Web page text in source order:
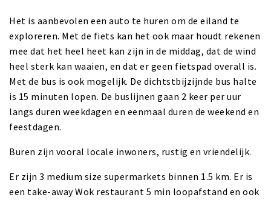
Het is aanbevolen een auto te huren om de eiland te
exploreren. Met de fiets kan het ook maar houdt rekenen
mee dat het heel heet kan zijn in de middag, dat de wind
heel sterk kan waaien, en dat er geen fietspad overall is.
Met de bus is ook mogelijk. De dichtstbijzijnde bus halte
is 15 minuten lopen. De buslijnen gaan 2 keer per uur
langs duren weekdagen en eenmaal duren de weekend en
feestdagen.
Buren zijn vooral locale inwoners, rustig en vriendelijk.
Er zijn 3 medium size supermarkets binnen 1.5 km. Er is
een take-away Wok restaurant 5 min loopafstand en ook